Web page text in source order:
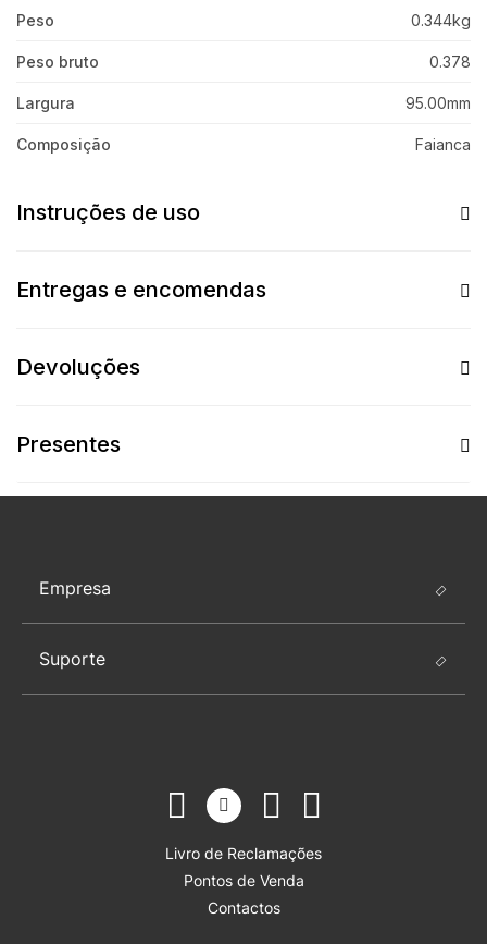
Peso 0.344kg
Peso bruto 0.378
Largura 95.00mm
Composição Faianca
Instruções de uso
Entregas e encomendas
Devoluções
Presentes
Empresa
Suporte
Livro de Reclamações
Pontos de Venda
Contactos